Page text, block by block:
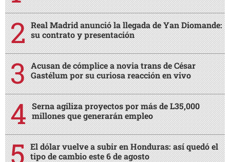
Real Madrid anunció la llegada de Yan Diomande:
su contrato y presentación
Acusan de cómplice a novia trans de César
Gastélum por su curiosa reacción en vivo
Serna agiliza proyectos por más de L35,000
millones que generarán empleo
El dólar vuelve a subir en Honduras: así quedó el
tipo de cambio este 6 de agosto